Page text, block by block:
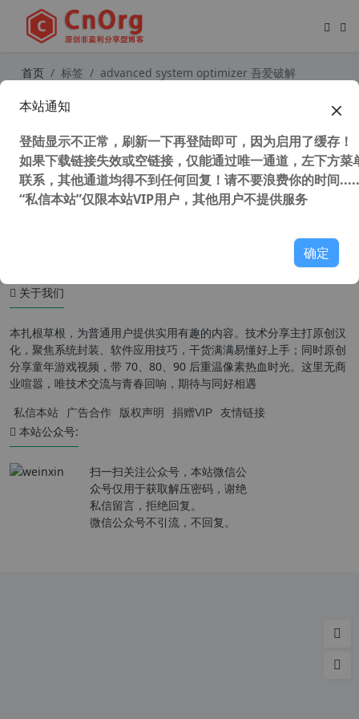
首页 标签 advanced system optimizer 吾爱破解
Advanced System Optimizer v3.9.3
解版
关于我们
本扎根草根，为普通用户提供实用有趣的内容。技术分享主打原创汉
化，聚焦系统封装、软件应用技巧，干货满满易懂好上手；同时原创
分享童年游戏视频，带 70、80、90 后重温像素热血时光。这里无商
业喧嚣，唯技术交流与青春回响，期待与同好相遇
私信本站 广告合作 版权声明 捐赠VIP 友情链接
本站公众号:
扫一扫关注公众号，本站微信公
众号仅用于获取解压密码，谢绝
私信留言，拒绝回复。
微信公众号不引流，不回复。
本站通知
登陆显示不正常，刷新一下再登陆即可，因为启用了缓存！
如果下载链接失效或空链接，仅能通过唯一通道，左下方菜
联系，其他通道均得不到任何回复！请不要浪费你的时间
“私信本站”仅限本站VIP用户，其他用户不提供服务
确定